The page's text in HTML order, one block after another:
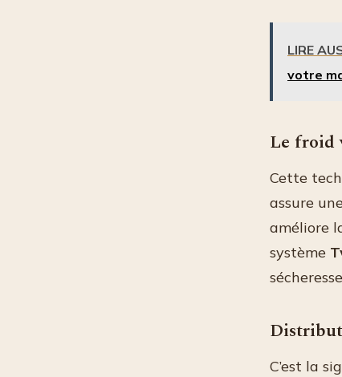
LIRE
votre
Le froid
Cette
assure
améliore
système
C’est la